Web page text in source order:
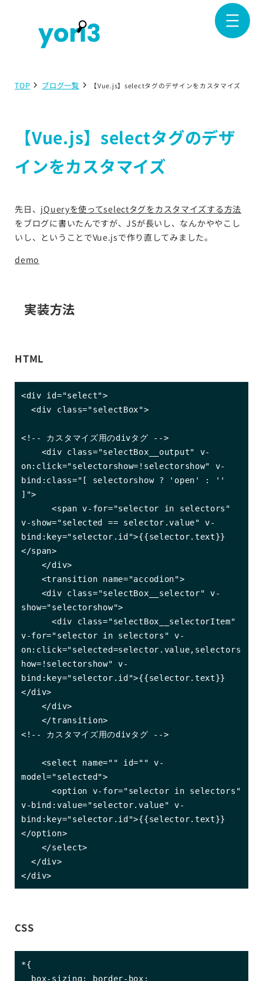
TOP ブログ一覧 【Vue.js】selectタグのデザインをカスタマイズ
【Vue.js】selectタグのデザ
インをカスタマイズ
先日、 jQueryを使ってselectタグをカスタマイズする方法
をブログに書いたんですが、JSが長いし、なんかややこし
いし、ということでVue.jsで作り直してみました。
demo
実装方法
HTML
<div id="select">
  <div class="selectBox">
<!-- カスタマイズ用のdivタグ -->
on:click="selectorshow=!selectorshow" v-
bind:class="[ selectorshow ? 'open' : ''
]">
      <span v-for="selector in selectors"
v-show="selected == selector.value" v-
bind:key="selector.id">{{selector.text}}
</span>
show="selectorshow">
      <div class="selectBox__selectorItem"
v-for="selector in selectors" v-
on:click="selected=selector.value,selectors
how=!selectorshow" v-
bind:key="selector.id">{{selector.text}}
</div>
<!-- カスタマイズ用のdivタグ -->
model="selected">
      <option v-for="selector in selectors"
v-bind:value="selector.value" v-
bind:key="selector.id">{{selector.text}}
</option>
  </div>
</div>
CSS
*{